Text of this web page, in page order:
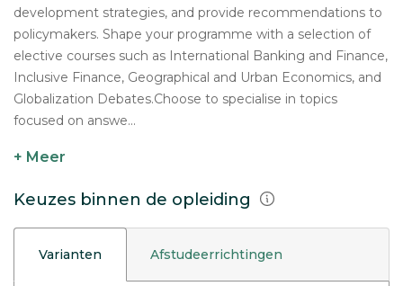
development strategies, and provide recommendations to
policymakers. Shape your programme with a selection of
elective courses such as International Banking and Finance,
Inclusive Finance, Geographical and Urban Economics, and
Globalization Debates.Choose to specialise in topics
focused on answe...
+ Meer
Keuzes binnen de opleiding
Varianten Afstudeerrichtingen